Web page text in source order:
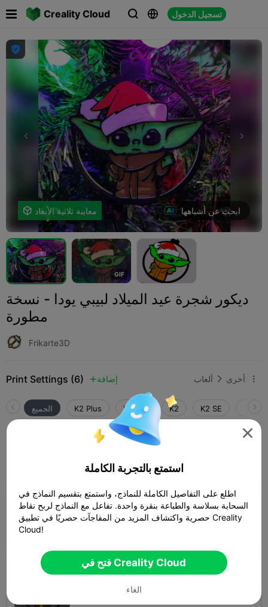
Creality Cloud   تسجيل الدخول
 

 معاينة ثلاثية الأبعاد ابحث عن أشباهها
GIF
ديكور شجرة عيد الميلاد لبيبي يودا - نسخة
مطورة
Frikarte3D
Print Settings (6)  إضافة ألعاب  أخرى 
الجميع K2 Plus K2 Pro K2 K2 SE
 33m 0s 
طبقة 0.2 مم، جداران، تعبئة 10%
طبقة 0.2 مم، جداران، تعبئة 15%
51m 08s

استمتع بالتجربة الكاملة
اطلع على التفاصيل الكاملة للنماذج، واستمتع بتقسيم النماذج في
السحابة بسلاسة والطباعة بنقرة واحدة. تفاعل مع النماذج لربح نقاط
حصرية واكتشاف المزيد من المفاجآت حصريًا في تطبيق Creality
Cloud!
فتح في Creality Cloud
الغاء